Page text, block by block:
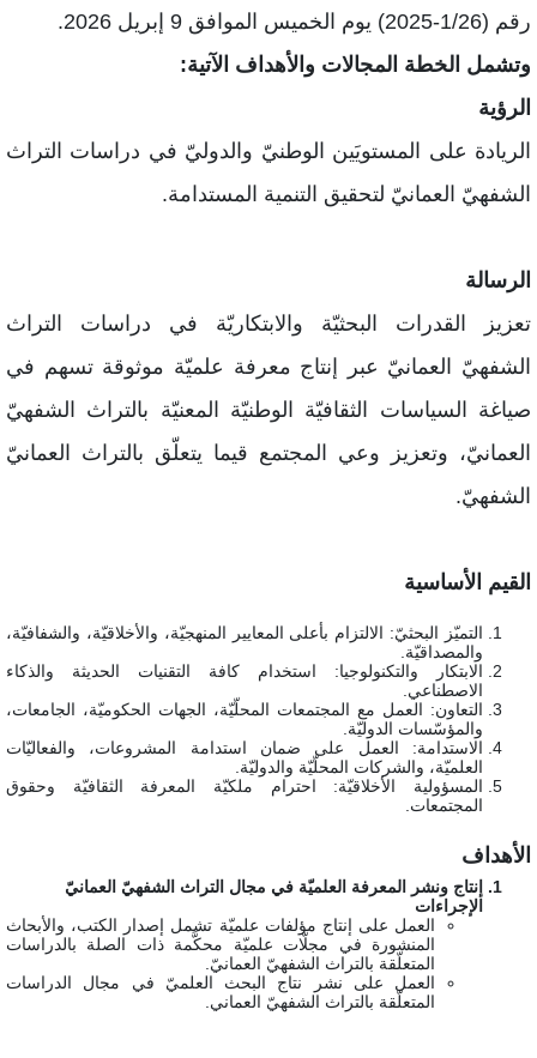
يوم الخميس الموافق 9 إبريل 2026.
الخطة المجالات والأهداف الآتية:
على المستويَين الوطنيّ والدوليّ في دراسات التراث
العمانيّ لتحقيق التنمية المستدامة.
القدرات البحثيّة والابتكاريّة في دراسات التراث
العمانيّ عبر إنتاج معرفة علميّة موثوقة تسهم في
السياسات الثقافيّة الوطنيّة المعنيّة بالتراث الشفهيّ
وتعزيز وعي المجتمع قيما يتعلّق بالتراث العمانيّ
الأساسية
التميّز البحثيّ: الالتزام بأعلى المعايير المنهجيّة، والأخلاقيّة، والشفافيّة،
والمصداقيّة.
الابتكار والتكنولوجيا: استخدام كافة التقنيات الحديثة والذكاء
الاصطناعي.
التعاون: العمل مع المجتمعات المحلّيّة، الجهات الحكوميّة، الجامعات،
والمؤسّسات الدوليّة.
الاستدامة: العمل على ضمان استدامة المشروعات، والفعاليّات
العلميّة، والشركات المحلّيّة والدوليّة.
المسؤولية الأخلاقيّة: احترام ملكيّة المعرفة الثقافيّة وحقوق
المجتمعات.
إنتاج ونشر المعرفة العلميّة في مجال التراث الشفهيّ العمانيّ
الإجراءات
العمل على إنتاج مؤلفات علميّة تشمل إصدار الكتب، والأبحاث
المنشورة في مجلّات علميّة محكَّمة ذات الصلة بالدراسات
المتعلّقة بالتراث الشفهيّ العمانيّ.
العمل على نشر نتاج البحث العلميّ في مجال الدراسات
المتعلّقة بالتراث الشفهيّ العماني.